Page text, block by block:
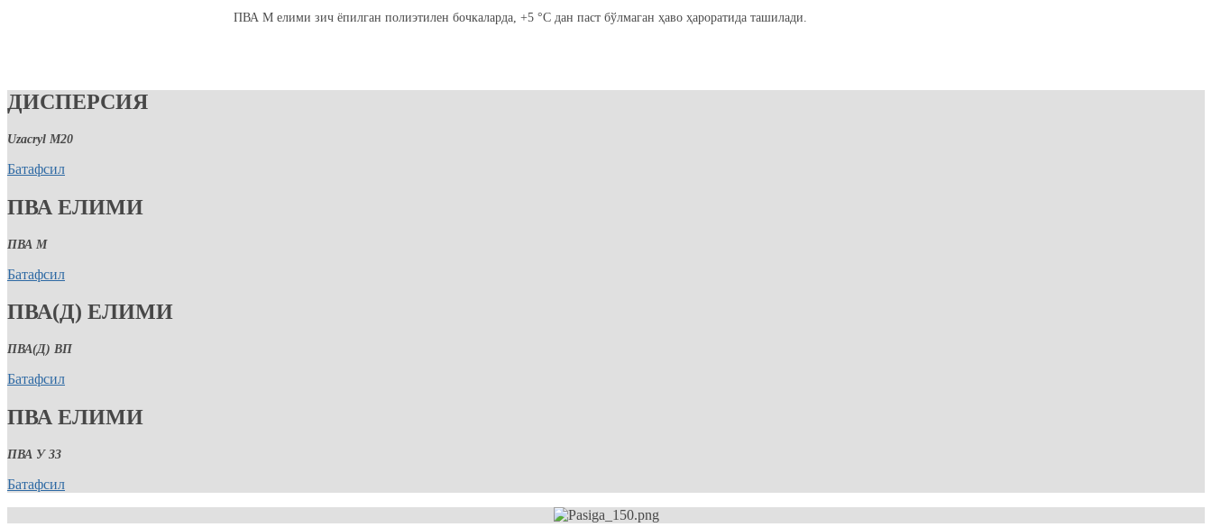
ПВА М елими зич ёпилган полиэтилен бочкаларда, +5 °C дан паст бўлмаган ҳаво ҳароратида ташилади.
ДИСПЕРСИЯ
Uzacryl M20
Батафсил
ПВА ЕЛИМИ
ПВА М
Батафсил
ПВА(Д) ЕЛИМИ
ПВА(Д) ВП
Батафсил
ПВА ЕЛИМИ
ПВА У 33
Батафсил